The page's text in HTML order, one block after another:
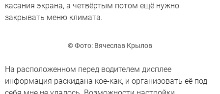
касания экрана, а четвёртым потом ещё нужно
закрывать меню климата.
© Фото: Вячеслав Крылов
На расположенном перед водителем дисплее
информация раскидана кое-как, и организовать её под